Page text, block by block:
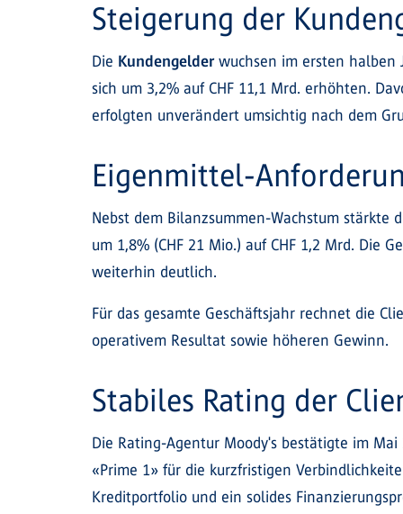
Steigerung der
Die Kundengelder wuchsen im ersten halben
sich um 3,2% auf CHF 11,1 Mrd. erhöhten.
erfolgten unverändert umsichtig nach dem
Eigenmittel-
Nebst dem Bilanzsummen-Wachstum
um 1,8% (CHF 21 Mio.) auf CHF 1,2 Mrd.
weiterhin deutlich.
Für das gesamte Geschäftsjahr rechnet die
operativem Resultat sowie höheren Gewinn.
Stabiles Rating der
Die Rating-Agentur Moody's bestätigte im
«Prime 1» für die kurzfristigen
Kreditportfolio und ein solides